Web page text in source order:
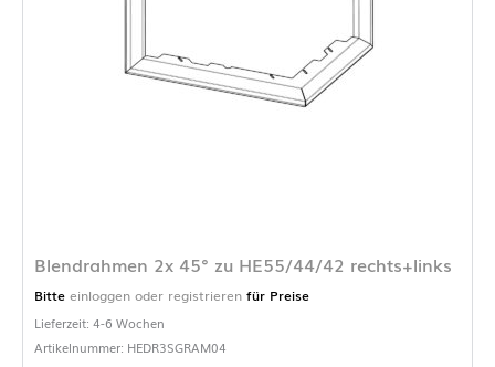
Blendrahmen 2x 45° zu HE55/44/42 rechts+links
Bitte einloggen oder registrieren für Preise
Lieferzeit: 4-6 Wochen
Artikelnummer: HEDR3SGRAM04